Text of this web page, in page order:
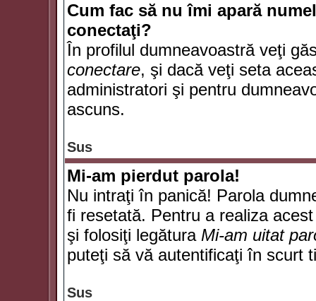
Cum fac să nu îmi apară
conectaţi?
În profilul dumneavoastră veţi
conectare, şi dacă veţi seta
administratori şi pentru
ascuns.
Sus
Mi-am pierdut parola!
Nu intraţi în panică! Parola
fi resetată. Pentru a realiza
şi folosiţi legătura Mi-am uitat
puteţi să vă autentificaţi în scurt
Sus